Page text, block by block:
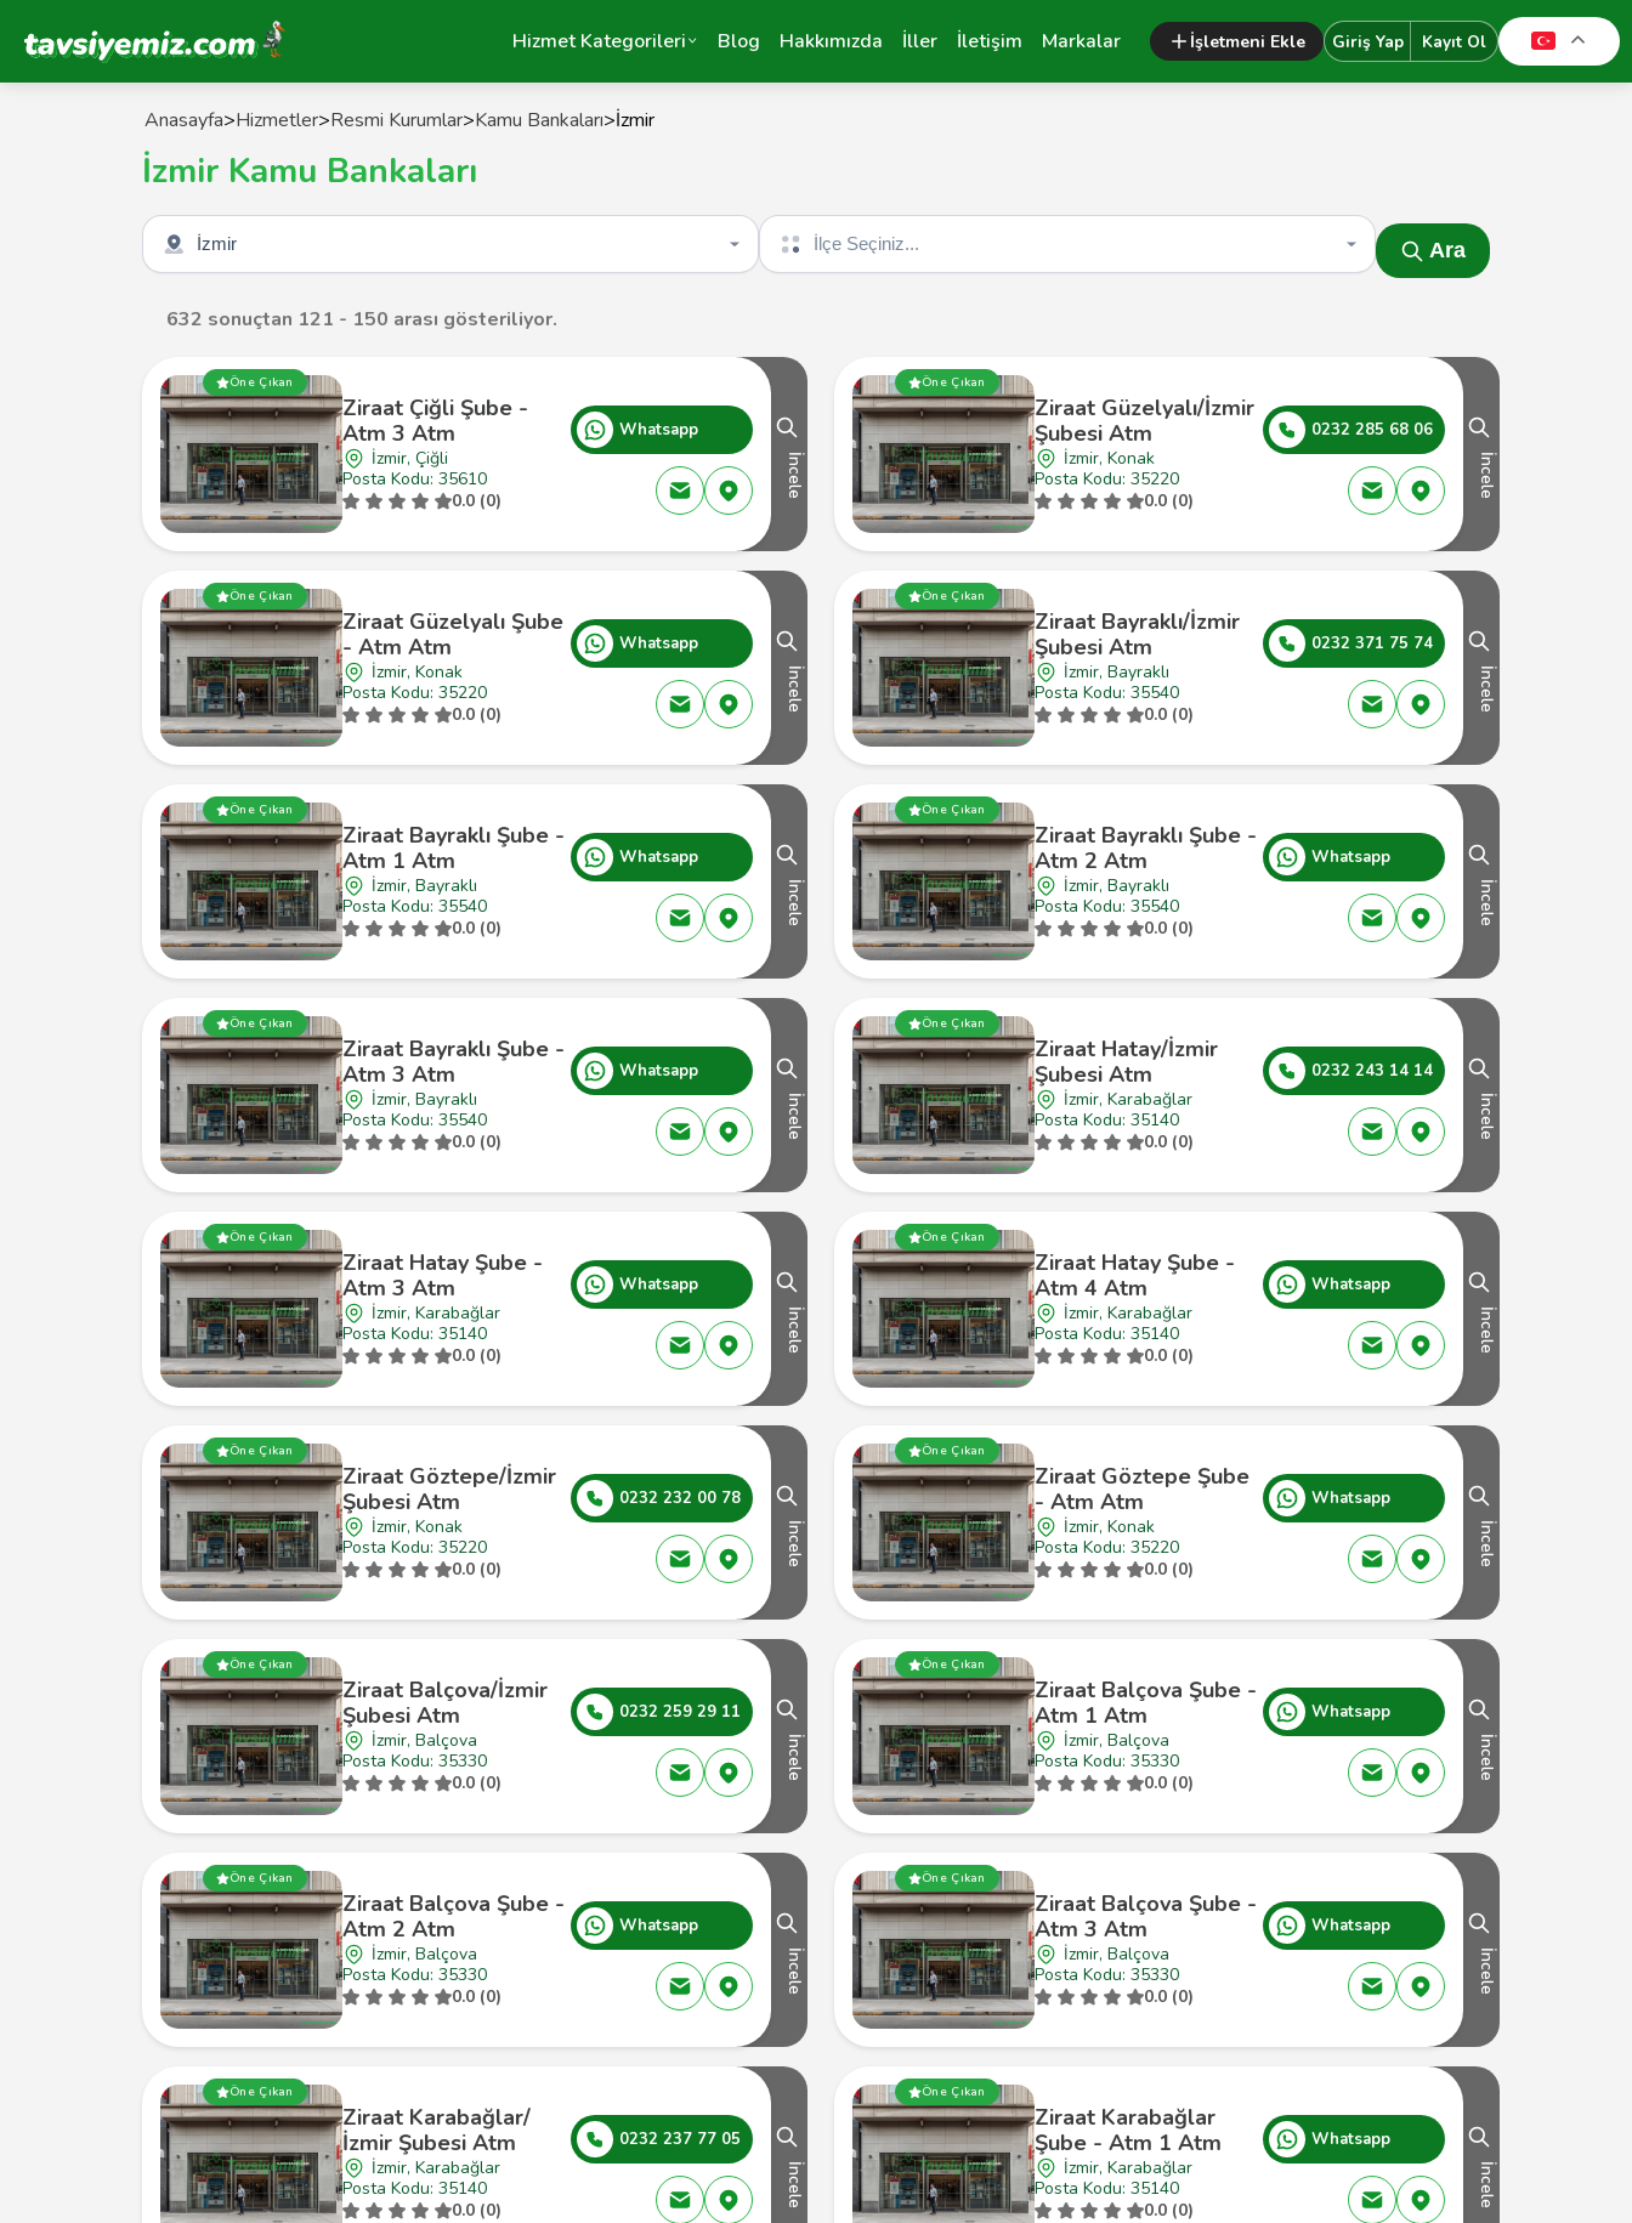
Tavsiyemiz Anasayfa Hizmet Kategorileri Blog Hakkımızda İller İletişim Markalar İşletmeni Ekle Giriş Yap Kayıt Ol
Anasayfa>Hizmetler>Resmi Kurumlar>Kamu Bankaları>İzmir
İzmir Kamu Bankaları
Şehir seçin İlçe seçin
Ara
632 sonuçtan 121 - 150 arası gösteriliyor.
Öne Çıkan
Ziraat Çiğli Şube -
Atm 3 Atm
İzmir, Çiğli
Posta Kodu: 35610
0.0 (0)
Whatsapp
İncele
Öne Çıkan
Ziraat Güzelyalı/İzmir
Şubesi Atm
İzmir, Konak
Posta Kodu: 35220
0.0 (0)
0232 285 68 06
İncele
Öne Çıkan
Ziraat Güzelyalı Şube
- Atm Atm
İzmir, Konak
Posta Kodu: 35220
0.0 (0)
Whatsapp
İncele
Öne Çıkan
Ziraat Bayraklı/İzmir
Şubesi Atm
İzmir, Bayraklı
Posta Kodu: 35540
0.0 (0)
0232 371 75 74
İncele
Öne Çıkan
Ziraat Bayraklı Şube -
Atm 1 Atm
İzmir, Bayraklı
Posta Kodu: 35540
0.0 (0)
Whatsapp
İncele
Öne Çıkan
Ziraat Bayraklı Şube -
Atm 2 Atm
İzmir, Bayraklı
Posta Kodu: 35540
0.0 (0)
Whatsapp
İncele
Öne Çıkan
Ziraat Bayraklı Şube -
Atm 3 Atm
İzmir, Bayraklı
Posta Kodu: 35540
0.0 (0)
Whatsapp
İncele
Öne Çıkan
Ziraat Hatay/İzmir
Şubesi Atm
İzmir, Karabağlar
Posta Kodu: 35140
0.0 (0)
0232 243 14 14
İncele
Öne Çıkan
Ziraat Hatay Şube -
Atm 3 Atm
İzmir, Karabağlar
Posta Kodu: 35140
0.0 (0)
Whatsapp
İncele
Öne Çıkan
Ziraat Hatay Şube -
Atm 4 Atm
İzmir, Karabağlar
Posta Kodu: 35140
0.0 (0)
Whatsapp
İncele
Öne Çıkan
Ziraat Göztepe/İzmir
Şubesi Atm
İzmir, Konak
Posta Kodu: 35220
0.0 (0)
0232 232 00 78
İncele
Öne Çıkan
Ziraat Göztepe Şube
- Atm Atm
İzmir, Konak
Posta Kodu: 35220
0.0 (0)
Whatsapp
İncele
Öne Çıkan
Ziraat Balçova/İzmir
Şubesi Atm
İzmir, Balçova
Posta Kodu: 35330
0.0 (0)
0232 259 29 11
İncele
Öne Çıkan
Ziraat Balçova Şube -
Atm 1 Atm
İzmir, Balçova
Posta Kodu: 35330
0.0 (0)
Whatsapp
İncele
Öne Çıkan
Ziraat Balçova Şube -
Atm 2 Atm
İzmir, Balçova
Posta Kodu: 35330
0.0 (0)
Whatsapp
İncele
Öne Çıkan
Ziraat Balçova Şube -
Atm 3 Atm
İzmir, Balçova
Posta Kodu: 35330
0.0 (0)
Whatsapp
İncele
Öne Çıkan
Ziraat Karabağlar/
İzmir Şubesi Atm
İzmir, Karabağlar
Posta Kodu: 35140
0.0 (0)
0232 237 77 05
İncele
Öne Çıkan
Ziraat Karabağlar
Şube - Atm 1 Atm
İzmir, Karabağlar
Posta Kodu: 35140
0.0 (0)
Whatsapp
İncele